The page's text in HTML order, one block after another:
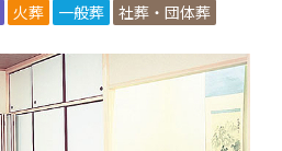
火葬 一般葬 社葬・団体葬